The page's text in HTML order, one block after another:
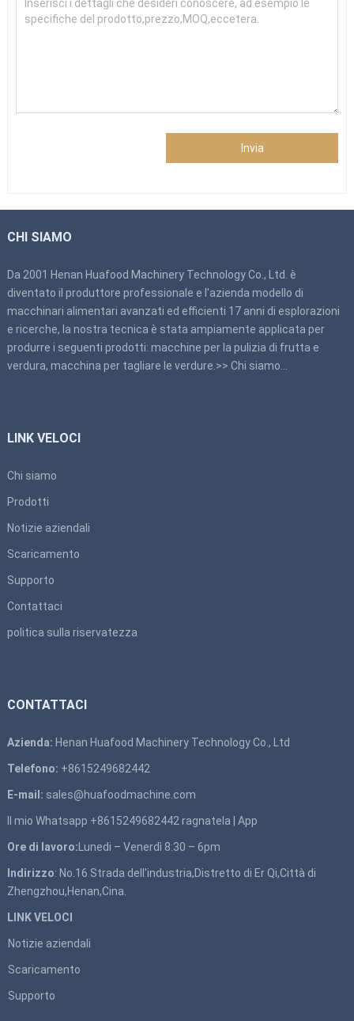
Invia
CHI SIAMO
Da 2001 Henan Huafood Machinery Technology Co., Ltd. è
diventato il produttore professionale e l'azienda modello di
macchinari alimentari avanzati ed efficienti 17 anni di esplorazioni
e ricerche, la nostra tecnica è stata ampiamente applicata per
produrre i seguenti prodotti: macchine per la pulizia di frutta e
verdura, macchina per tagliare le verdure.>> Chi siamo
LINK VELOCI
Chi siamo
Prodotti
Notizie aziendali
Scaricamento
Supporto
Contattaci
politica sulla riservatezza
CONTATTACI
Azienda: Henan Huafood Machinery Technology Co., Ltd
Telefono: +8615249682442
E-mail: sales@huafoodmachine.com
Il mio Whatsapp +8615249682442 ragnatela App
Ore di lavoro: Lunedi – Venerdì 8:30 – 6pm
Indirizzo: No.16 Strada dell'industria,Distretto di Er Qi,Città di
Zhengzhou,Henan,Cina.
LINK VELOCI
Notizie aziendali
Scaricamento
Supporto